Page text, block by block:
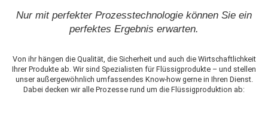
Nur mit perfekter Prozesstechnologie können Sie ein
perfektes Ergebnis erwarten.
Von ihr hängen die Qualität, die Sicherheit und auch die Wirtschaftlichkeit
Ihrer Produkte ab. Wir sind Spezialisten für Flüssigprodukte – und stellen
unser außergewöhnlich umfassendes Know-how gerne in Ihren Dienst.
Dabei decken wir alle Prozesse rund um die Flüssigproduktion ab: